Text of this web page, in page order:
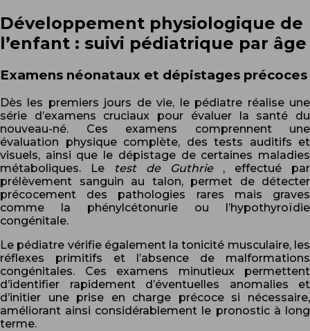
Développement physiologique de
l’enfant : suivi pédiatrique par âge
Examens néonataux et dépistages précoces
Dès les premiers jours de vie, le pédiatre réalise une
série d’examens cruciaux pour évaluer la santé du
nouveau-né. Ces examens comprennent une
évaluation physique complète, des tests auditifs et
visuels, ainsi que le dépistage de certaines maladies
métaboliques. Le
test de Guthrie , effectué par
prélèvement sanguin au talon, permet de détecter
précocement des pathologies rares mais graves
comme la phénylcétonurie ou l’hypothyroïdie
congénitale.
Le pédiatre vérifie également la tonicité musculaire, les
réflexes primitifs et l’absence de malformations
congénitales. Ces examens minutieux permettent
d’identifier rapidement d’éventuelles anomalies et
d’initier une prise en charge précoce si nécessaire,
améliorant ainsi considérablement le pronostic à long
terme.